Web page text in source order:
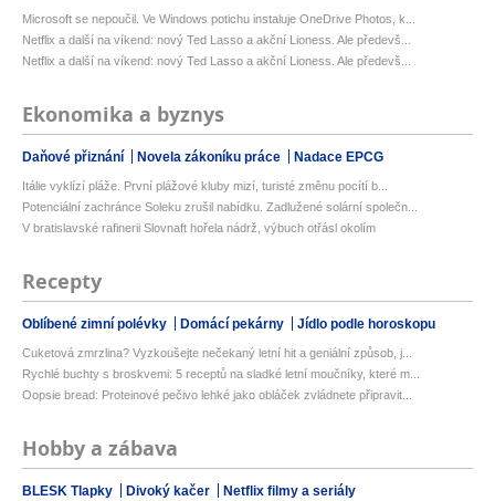
Microsoft se nepoučil. Ve Windows potichu instaluje OneDrive Photos, k...
Netflix a další na víkend: nový Ted Lasso a akční Lioness. Ale předevš...
Netflix a další na víkend: nový Ted Lasso a akční Lioness. Ale předevš...
Ekonomika a byznys
Daňové přiznání Novela zákoníku práce Nadace EPCG
Itálie vyklízí pláže. První plážové kluby mizí, turisté změnu pocítí b...
Potenciální zachránce Soleku zrušil nabídku. Zadlužené solární společn...
V bratislavské rafinerii Slovnaft hořela nádrž, výbuch otřásl okolím
Recepty
Oblíbené zimní polévky Domácí pekárny Jídlo podle horoskopu
Cuketová zmrzlina? Vyzkoušejte nečekaný letní hit a geniální způsob, j...
Rychlé buchty s broskvemi: 5 receptů na sladké letní moučníky, které m...
Oopsie bread: Proteinové pečivo lehké jako obláček zvládnete připravit...
Hobby a zábava
BLESK Tlapky Divoký kačer Netflix filmy a seriály